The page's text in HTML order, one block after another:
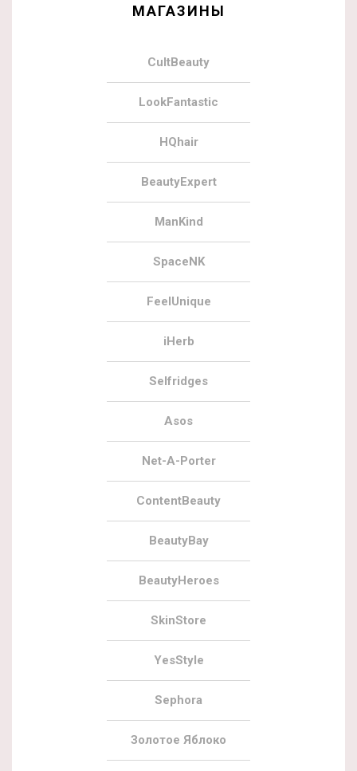
МАГАЗИНЫ
CultBeauty
LookFantastic
HQhair
BeautyExpert
ManKind
SpaceNK
FeelUnique
iHerb
Selfridges
Asos
Net-A-Porter
ContentBeauty
BeautyBay
BeautyHeroes
SkinStore
YesStyle
Sephora
Золотое Яблоко